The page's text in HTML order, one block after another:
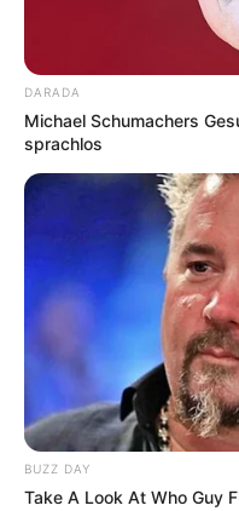
Wer sein Geld mit guter
Anleihen, Aktien und
findet hier
Tipps für
Wäre es nicht besser,
Generäle mit Knüppeln
statt mit ihren
zu ermorden?
Quermania folgen:
DARADA
Michael Schumachers
sprachlos
BUZZ DAY
Take A Look At Who Guy